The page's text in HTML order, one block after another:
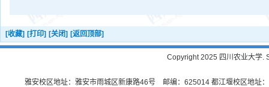
[收藏] [打印] [关闭] [返回顶部]
Copyright 2025 四川农业大学.
雅安校区地址：雅安市雨城区新康路46号 邮编：625014 都江堰校区地址